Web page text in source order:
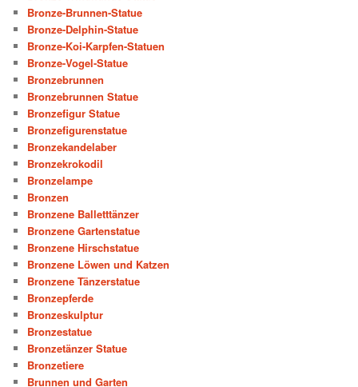
Bronze-Brunnen-Statue
Bronze-Delphin-Statue
Bronze-Koi-Karpfen-Statuen
Bronze-Vogel-Statue
Bronzebrunnen
Bronzebrunnen Statue
Bronzefigur Statue
Bronzefigurenstatue
Bronzekandelaber
Bronzekrokodil
Bronzelampe
Bronzen
Bronzene Balletttänzer
Bronzene Gartenstatue
Bronzene Hirschstatue
Bronzene Löwen und Katzen
Bronzene Tänzerstatue
Bronzepferde
Bronzeskulptur
Bronzestatue
Bronzetänzer Statue
Bronzetiere
Brunnen und Garten